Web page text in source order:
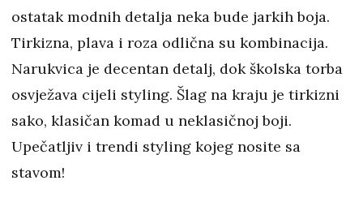
ostatak modnih detalja neka bude jarkih boja.
Tirkizna, plava i roza odlična su kombinacija.
Narukvica je decentan detalj, dok školska torba
osvježava cijeli styling. Šlag na kraju je tirkizni
sako, klasičan komad u neklasičnoj boji.
Upečatljiv i trendi styling kojeg nosite sa
stavom!